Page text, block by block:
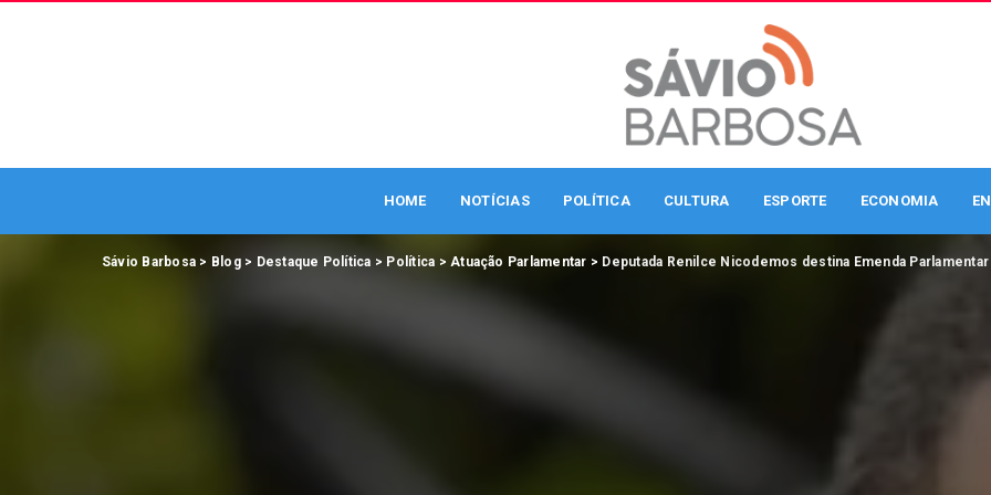
HOME NOTÍCIAS POLÍTICA CULTURA ESPORTE ECONOMIA
Sávio Barbosa > Blog> Destaque Política > Política >Atuação Parlamentar > Deputada Renilce Nicodemos destina Emenda